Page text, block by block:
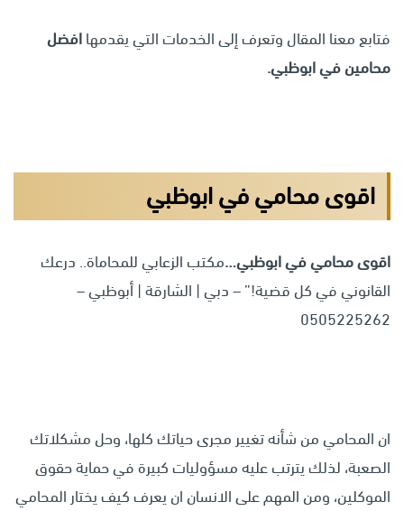
فتابع معنا المقال وتعرف إلى الخدمات التي يقدمهاافضل
محامين في ابوظبي.
اقوى محامي في ابوظبي
اقوى محامي في ابوظبي…مكتب الزعابي للمحاماة.. درعك
القانوني في كل قضية!” – دبي | الشارقة | أبوظبي –
0505225262
ان المحامي من شأنه تغيير مجرى حياتك كلها، وحل مشكلاتك
الصعبة، لذلك يترتب عليه مسؤوليات كبيرة في حماية حقوق
الموكلين، ومن المهم على الانسان ان يعرف كيف يختار المحامي